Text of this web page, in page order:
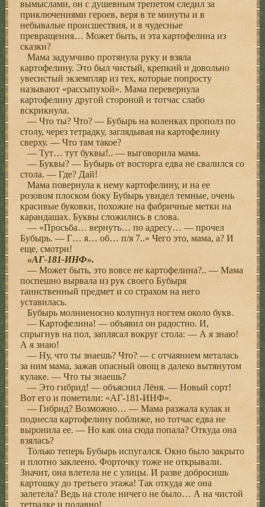
вымыслами, он с душевным трепетом следил за
приключениями героев, веря в те минуты и в
небывалые происшествия, и в чудесные
превращения… Может быть, и эта картофелина из
сказки?
Мама задумчиво протянула руку и взяла
картофелину. Это был чистый, крепкий и довольно
увесистый экземпляр из тех, которые попросту
называют «рассыпухой». Мама перевернула
картофелину другой стороной и тотчас слабо
вскрикнула.
— Что ты? Что? — Бубырь на коленках прополз по
столу, через тетрадку, заглядывая на картофелину
сверху. — Что там такое?
— Тут… тут буквы!.. — выговорила мама.
— Буквы? — Бубырь от восторга едва не свалился со
стола. — Где? Дай!
Мама повернула к нему картофелину, и на ее
розовом плоском боку Бубырь увидел темные, очень
красивые буковки, похожие на фабричные метки на
карандашах. Буквы сложились в слова.
— «Просьба… вернуть… по адресу… — прочел
Бубырь. — Г… я… об… п/я 7..» Чего это, мама, а? И
еще, смотри!
«АГ-181-ИНФ».
— Может быть, это вовсе не картофелина?.. — Мама
поспешно вырвала из рук своего Бубыря
таинственный предмет и со страхом на него
уставилась.
Бубырь молниеносно колупнул ногтем около букв.
— Картофелина! — объявил он радостно. И,
спрыгнув на пол, заплясал вокруг стола: — А я знаю!
А я знаю!
— Ну, что ты знаешь? Что? — с отчаянием металась
за ним мама, зажав опасный овощ в далеко вытянутом
кулаке. — Что ты знаешь?
— Это гибрид! — объяснил Лёня. — Новый сорт!
Вот его и пометили: «АГ-181-ИНФ».
— Гибрид? Возможно… — Мама разжала кулак и
поднесла картофелину поближе, но тотчас едва не
выронила ее. — Но как она сюда попала? Откуда она
взялась?
Только теперь Бубырь испугался. Окно было закрыто
и плотно заклеено. Форточку тоже не открывали.
Значит, она влетела не с улицы. И разве добросишь
картошку до третьего этажа! Так откуда же она
залетела? Ведь на столе ничего не было… А на чистой
тетрадке и подавно!